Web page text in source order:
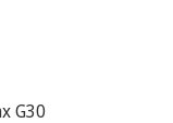
G30